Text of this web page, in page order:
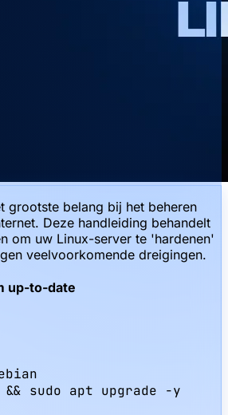
grootste belang bij het beheren
Deze handleiding behandelt
om uw Linux-server te 'hardenen'
veelvoorkomende dreigingen.
up-to-date
sudo apt upgrade -y